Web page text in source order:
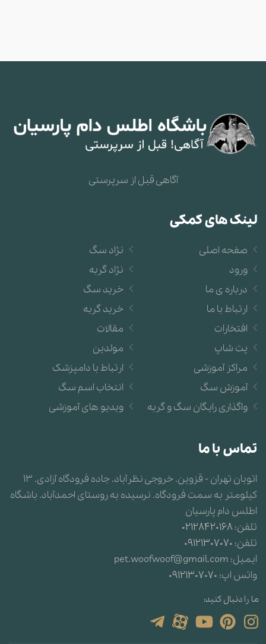
آگاهی قبل از سرپرستی
لینک های کمکی
نژاد سگ
نژاد گربه
خرید سگ
خرید گربه
مقالات
مولدین
ارتباط با دامپزشک
انتخاب اسم سگ
ویدیو های آموزشی
صفحه اصلی
ورود
درباره ی ما
ارتباط با ما
افتخارات
پت شاپ
مراکز آموزشی
آموزش سگ
واگذاری رایگان سگ و گربه
تماس با ما
اتوبان تهران - قزوین. خروجی نظرآباد. جاده فرودگاه آزادی. 13
کیلومتر به سمت فرودگاه. نرسیده به روستای احمدآباد. باشگاه
اطلس دام پارسیان
تلفن:02128420168
تلفن: 09121307070
ایمیل: pet.woofwoof@gmail.com
واتس اپ: 09121307070
ما را دنبال کنید: